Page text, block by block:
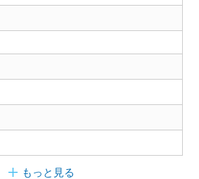
もっと見る